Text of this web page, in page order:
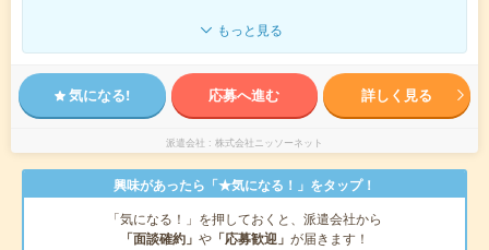
もっと見る
気になる! 応募へ進む 詳しく見る
派遣会社 株式会社ニッソーネット
興味があったら「★気になる！」をタップ！
「気になる！」を押しておくと、派遣会社から
「面談確約」 や 「応募歓迎」 が届きます！